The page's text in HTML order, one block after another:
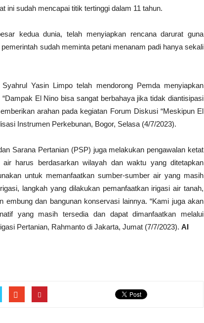
ini sudah mencapai titik tertinggi dalam 11 tahun.
kedua dunia, telah menyiapkan rencana darurat guna
sudah meminta petani menanam padi hanya sekali
Yasin Limpo telah mendorong Pemda menyiapkan
El Nino bisa sangat berbahaya jika tidak diantisipasi
arahan pada kegiatan Forum Diskusi “Meskipun El
Instrumen Perkebunan, Bogor, Selasa (4/7/2023).
Sarana Pertanian (PSP) juga melakukan pengawalan ketat
harus berdasarkan wilayah dan waktu yang ditetapkan
untuk memanfaatkan sumber-sumber air yang masih
langkah yang dilakukan pemanfaatkan irigasi air tanah,
embung dan bangunan konservasi lainnya. “Kami juga akan
yang masih tersedia dan dapat dimanfaatkan melalui
Pertanian, Rahmanto di Jakarta, Jumat (7/7/2023). AI